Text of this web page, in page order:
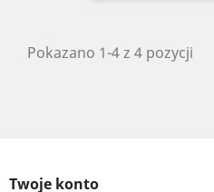
Pokazano 1-4 z 4 pozycji
Twoje konto